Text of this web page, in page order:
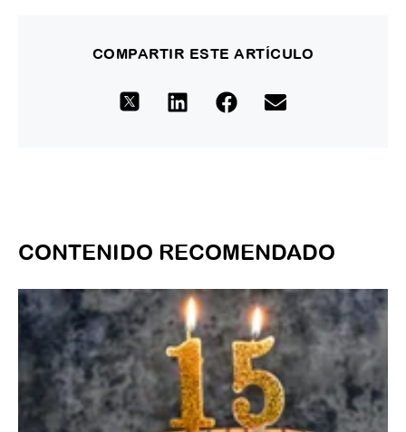
COMPARTIR ESTE ARTÍCULO
CONTENIDO RECOMENDADO